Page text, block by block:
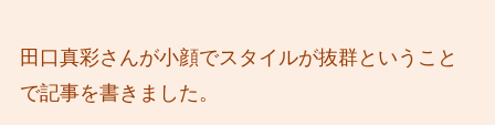
田口真彩さんが小顔でスタイルが抜群ということ
で記事を書きました。